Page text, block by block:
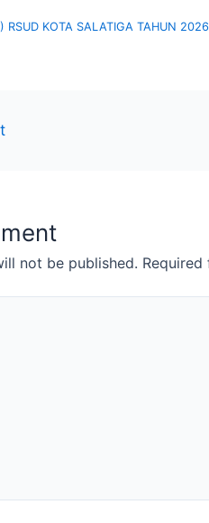
RSUD KOTA SALATIGA TAHUN 2026
not be published. Required